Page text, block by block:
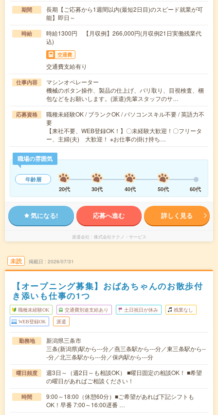
期間
長期【ご応募から1週間以内(最短2日目)のスピード就業が可
能】即日～
時給
時給1300円 【月収例】266,000円(月収例21日実働残業代
込)
交通費
交通費支給有り
仕事内容
マシンオペレーター
機械のボタン操作、製品の仕上げ、バリ取り、目視検査、梱
包などをお願いします。(派遣)先輩スタッフのサ…
応募資格
職種未経験OK / ブランクOK / パソコンスキル不要 / 英語力不
要
【来社不要、WEB登録OK！】〇未経験大歓迎！〇フリータ
ー、主婦(夫) 大歓迎！ ※お仕事の掛け持ち…
職場の雰囲気
年齢層
20代
30代 40代 50代 60代
気になる! 応募へ進む 詳しく見る
派遣会社 株式会社テクノ・サービス
未読 掲載日 2026/07/31
【オープニング募集】おばあちゃんのお散歩付
き添いも仕事の1つ
職種未経験OK 交通費別途支給あり 土日祝日が休み 残業なし
WEB登録OK 派遣
勤務地
新潟県三条市
三条(新潟県)駅から---分／燕三条駅から---分／東三条駅から--
-分／北三条駅から---分／保内駅から---分
曜日頻度
週3日～（週2日～も相談OK） ■曜日固定の相談OK！ ■希望
の曜日があればご相談ください！
時間
9:00～18:00（休憩60分）■ご希望があれば下記シフトも
OK！早番 7:00～16:00遅番 …